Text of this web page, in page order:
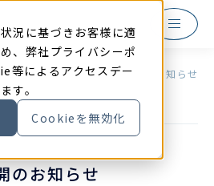
況に基づきお客様に適
、弊社プライバシーポ
等によるアクセスデー
す。
Cookieを無効化
知らせ 病院紹介動画公開のお知らせ
のお知らせ